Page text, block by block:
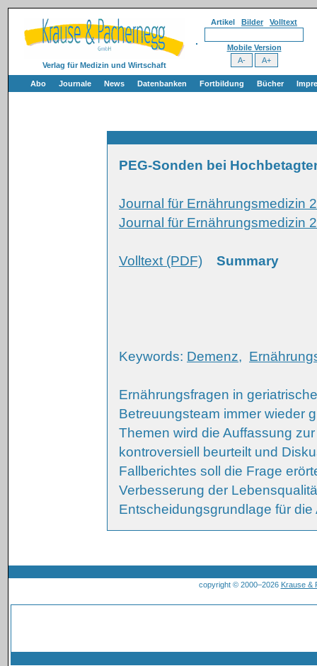
Verlag für Medizin und Wirtschaft
Artikel Bilder Volltext
Mobile Version
Abo Journale News Datenbanken Fortbildung Bücher
PEG-Sonden bei
Journal für Ernährungsmedizin
Journal für Ernährungsmedizin
Volltext (PDF) Summary
Keywords: Demenz,
Ernährungsfragen in
Betreuungsteam immer wieder
Themen wird die Auffassung
kontroversiell beurteilt und
Fallberichtes soll die Frage
Verbesserung der
Entscheidungsgrundlage für
copyright © 2000–2026 Krause &